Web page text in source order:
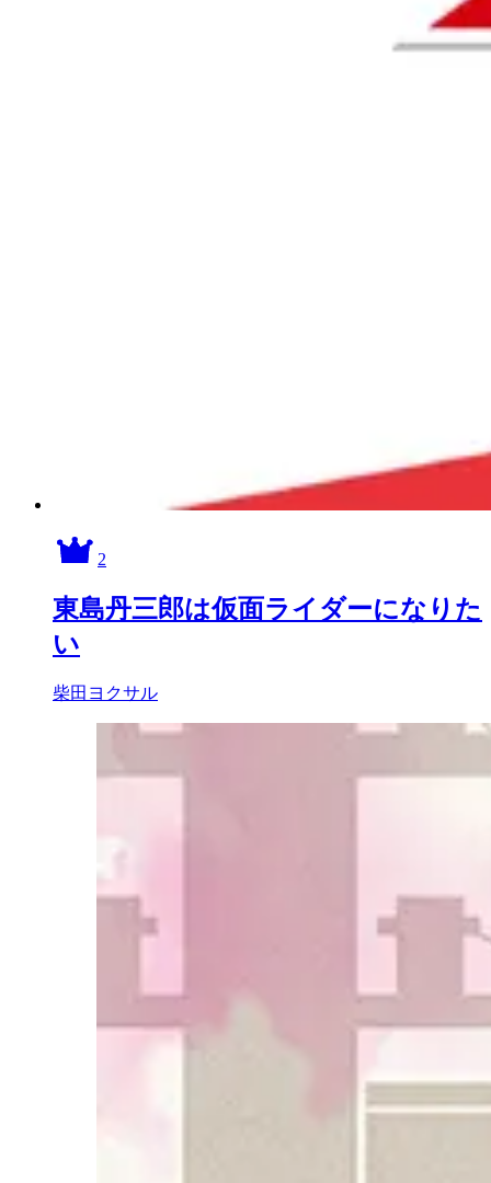
2
東島丹三郎は仮面ライダーになりた
い
柴田ヨクサル